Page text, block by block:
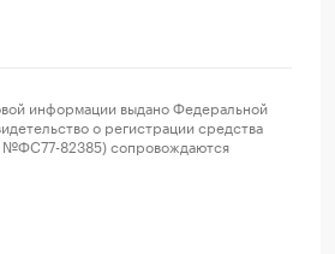
информации выдано Федеральной
о регистрации средства
№ФС77-82385) сопровождаются